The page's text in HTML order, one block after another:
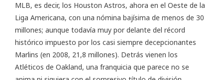
MLB, es decir, los Houston Astros, ahora en el Oeste de la
Liga Americana, con una nómina bajísima de menos de 30
millones; aunque todavía muy por delante del récord
histórico impuesto por los casi siempre decepcionantes
Marlins (en 2008, 21,8 millones). Detrás vienen los
Atléticos de Oakland, una franquicia que parece no se